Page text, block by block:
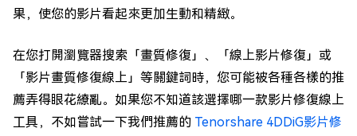
果，使您的影片看起來更加生動和精緻。
在您打開瀏覽器搜索「畫質修復」、「線上影片修復」或
「影片畫質修復線上」等關鍵詞時，您可能被各種各樣的推
薦弄得眼花繚亂。如果您不知道該選擇哪一款影片修復線上
工具，不如嘗試一下我們推薦的 Tenorshare 4DDiG影片修